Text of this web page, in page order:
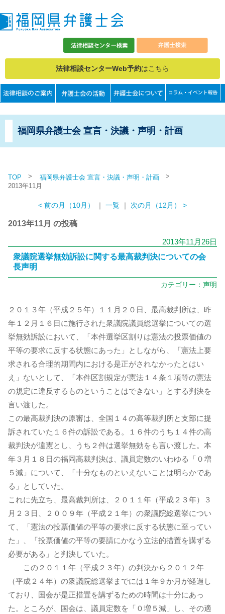
法律相談センターWeb予約はこちら
福岡県弁護士会 宣言・決議・声明・計画
TOP > 福岡県弁護士会 宣言・決議・声明・計画 >
2013年11月
< 前の月（10月） ｜ 一覧 ｜ 次の月（12月） >
2013年11月 の投稿
2013年11月26日
衆議院選挙無効訴訟に関する最高裁判決についての会
長声明
カテゴリー： 声明
２０１３年（平成２５年）１１月２０日、最高裁判所は、昨
年１２月１６日に施行された衆議院議員総選挙についての選
挙無効訴訟において、「本件選挙区割りは憲法の投票価値の
平等の要求に反する状態にあった」としながら、「憲法上要
求される合理的期間内における是正がされなかったとはい
え」ないとして、「本件区割規定が憲法１４条１項等の憲法
の規定に違反するものということはできない」とする判決を
言い渡した。
この最高裁判決の原審は、全国１４の高等裁判所と支部に提
訴されていた１６件の訴訟である。１６件のうち１４件の高
裁判決が違憲とし、うち２件は選挙無効をも言い渡した。本
年３月１８日の福岡高裁判決は、議員定数のいわゆる「０増
５減」について、「十分なものといえないことは明らかであ
る」としていた。
これに先立ち、最高裁判所は、２０１１年（平成２３年）３
月２３日、２００９年（平成２１年）の衆議院総選挙につい
て、「憲法の投票価値の平等の要求に反する状態に至ってい
た」、「投票価値の平等の要請にかなう立法的措置を講ずる
必要がある」と判決していた。
この２０１１年（平成２３年）の判決から２０１２年
（平成２４年）の衆議院総選挙までには１年９か月が経過し
ており、国会が是正措置を講ずるための時間は十分にあっ
た。ところが、国会は、議員定数を「０増５減」し、その適